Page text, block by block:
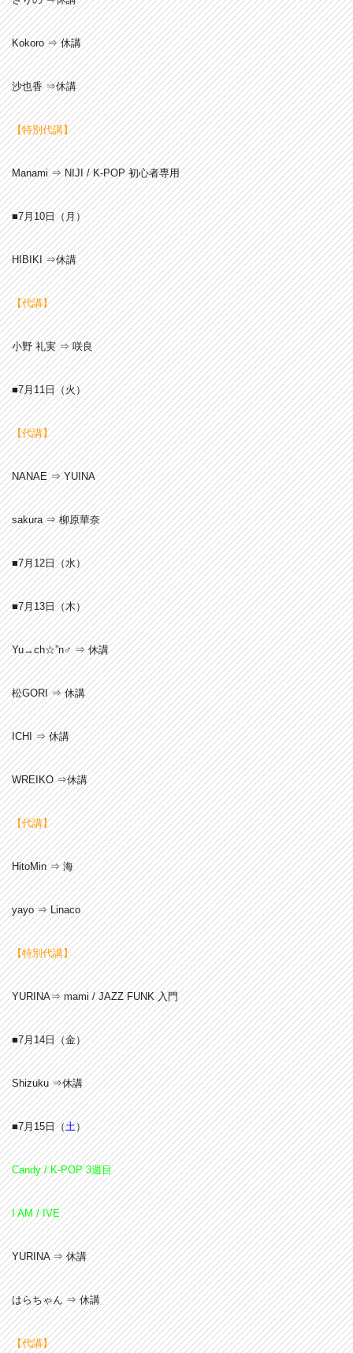
Kokoro ⇒ 休講
沙也香 ⇒休講
【特別代講】
Manami ⇒ NIJI / K-POP 初心者専用
■7月10日（月）
HIBIKI ⇒休講
【代講】
小野 礼実 ⇒ 咲良
■7月11日（火）
【代講】
NANAE ⇒ YUINA
sakura ⇒ 柳原華奈
■7月12日（水）
■7月13日（木）
Yu→ch☆”n♂ ⇒ 休講
松GORI ⇒ 休講
ICHI ⇒ 休講
WREIKO ⇒休講
【代講】
HitoMin ⇒ 海
yayo ⇒ Linaco
【特別代講】
YURINA⇒ mami / JAZZ FUNK 入門
■7月14日（金）
Shizuku ⇒休講
■7月15日（土）
Candy / K-POP 3週目
I AM / IVE
YURINA ⇒ 休講
はらちゃん ⇒ 休講
【代講】